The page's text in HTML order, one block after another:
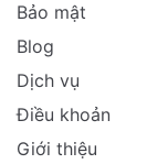
Bảo mật
Blog
Dịch vụ
Điều khoản
Giới thiệu